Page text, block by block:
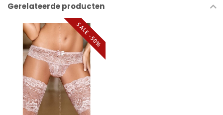
Gerelateerde producten
SALE -50%